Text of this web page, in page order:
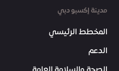
مدينة إكسبو دبي
المخطط الرئيسي
الدعم